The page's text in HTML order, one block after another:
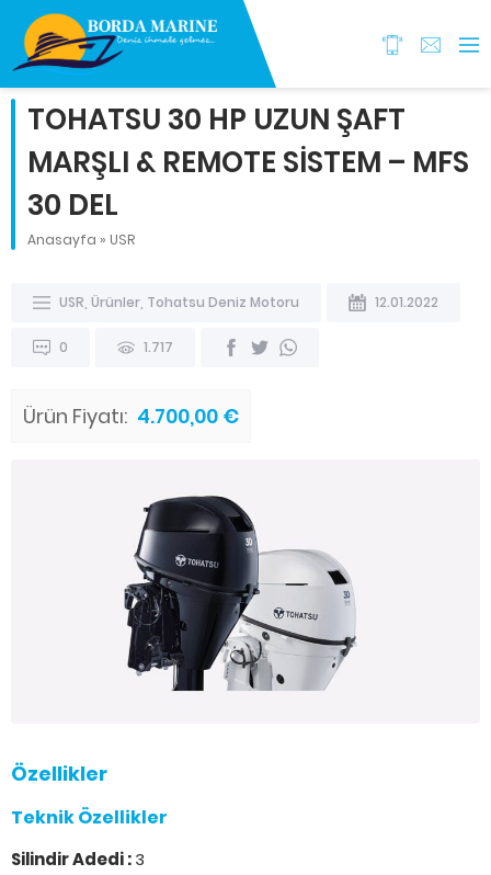
TOHATSU 30 HP UZUN ŞAFT
MARŞLI & REMOTE SİSTEM – MFS
30 DEL
Anasayfa » USR
USR Ürünler Tohatsu Deniz Motoru 12.01.2022
0 1.717
Ürün Fiyatı: 4.700,00 €
Özellikler
Teknik Özellikler
Silindir Adedi :3